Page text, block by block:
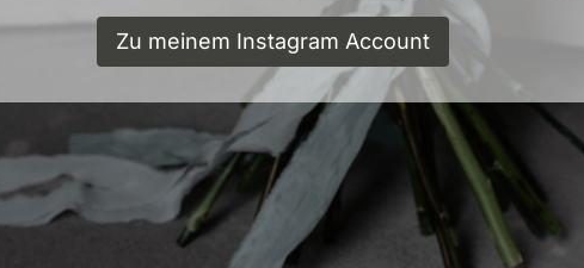
Zu meinem Instagram Account